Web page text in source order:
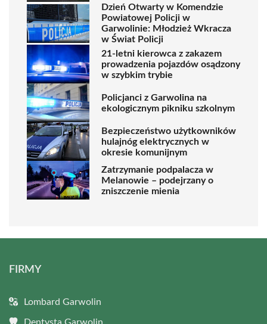
Dzień Otwarty w Komendzie
Powiatowej Policji w
Garwolinie: Młodzież Wkracza
w Świat Policji
21-letni kierowca z zakazem
prowadzenia pojazdów osądzony
w szybkim trybie
Policjanci z Garwolina na
ekologicznym pikniku szkolnym
Bezpieczeństwo użytkowników
hulajnóg elektrycznych w
okresie komunijnym
Zatrzymanie podpalacza w
Melanowie – podejrzany o
zniszczenie mienia
FIRMY
Lombard Garwolin